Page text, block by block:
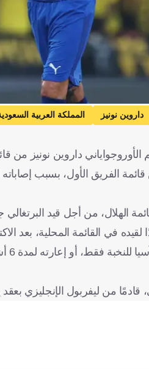
داروين نونيز المملكة العربية
داروين نونيز من
في
الإنجليزي بعقد يمتد حتى 30